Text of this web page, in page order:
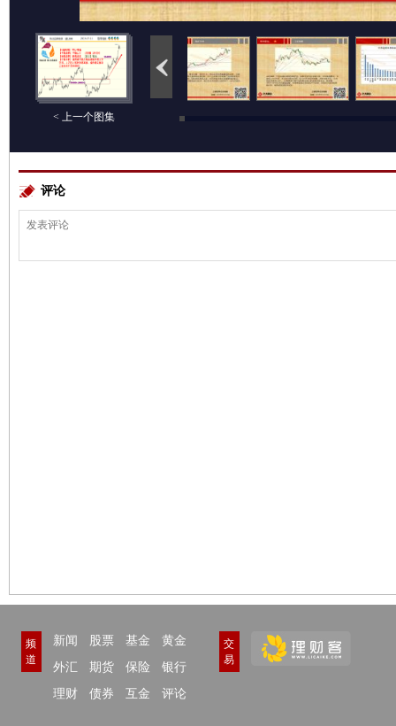
< 上一个图集
评论
频
道
新闻 股票 基金
黄金
外汇
期货 保险
银行
理财
债券 互金 评论
交
易